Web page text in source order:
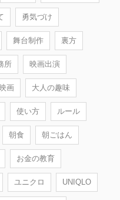
勇気づけ
舞台制作 裏方
所 映画出演
画 大人の趣味
使い方 ルール
朝食 朝ごはん
お金の教育
ユニクロ UNIQLO